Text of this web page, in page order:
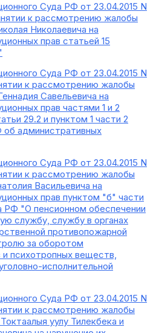
Суда РФ от 23.04.2015 N
к рассмотрению жалобы
Николаевича на
прав статьей 15
Суда РФ от 23.04.2015 N
к рассмотрению жалобы
Савельевича на
прав частями 1 и 2
29.2 и пунктом 1 части 2
административных
Суда РФ от 23.04.2015 N
к рассмотрению жалобы
Васильевича на
прав пунктом "б" части
РФ "О пенсионном обеспечении
службу, службу в органах
противопожарной
за оборотом
психотропных веществ,
исполнительной
Суда РФ от 23.04.2015 N
к рассмотрению жалобы
уулу Тилекбека и